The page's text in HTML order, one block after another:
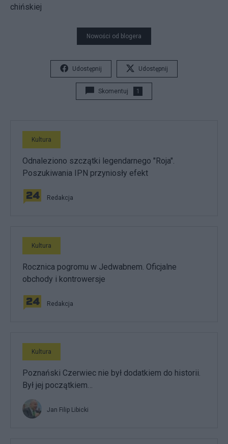
chińskiej
Nowości od blogera
Udostępnij Udostępnij
Skomentuj 1
Kultura
Odnaleziono szczątki legendarnego "Roja".
Poszukiwania IPN przyniosły efekt
Redakcja
Kultura
Rocznica pogromu w Jedwabnem. Oficjalne
obchody i kontrowersje
Redakcja
Kultura
Poznański Czerwiec nie był dodatkiem do historii.
Był jej początkiem…
Jan Filip Libicki